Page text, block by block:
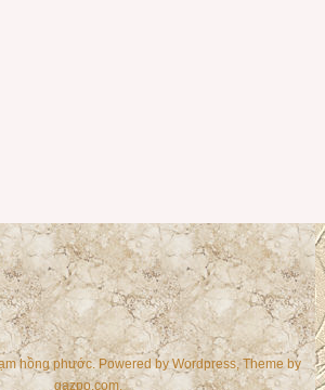
hồng phước. Powered byWordpress, Theme by
gazpo.com.